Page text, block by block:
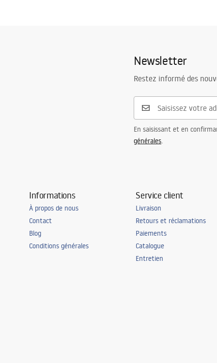
Newsletter
Restez informé des
En saisissant et en
générales.
Informations
À propos de nous
Contact
Blog
Conditions générales
Service client
Livraison
Retours et réclamations
Paiements
Catalogue
Entretien